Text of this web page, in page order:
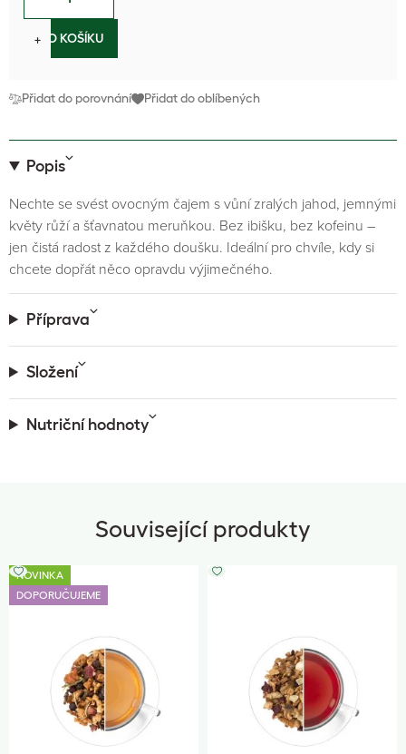
−
+DO KOŠÍKU
Přidat do porovnání Přidat do oblíbených
Popis
Nechte se svést ovocným čajem s vůní zralých jahod, jemnými
květy růží a šťavnatou meruňkou. Bez ibišku, bez kofeinu –
jen čistá radost z každého doušku. Ideální pro chvíle, kdy si
chcete dopřát něco opravdu výjimečného.
Příprava
Složení
Nutriční hodnoty
Související produkty
NOVINKA
DOPORUČUJEME